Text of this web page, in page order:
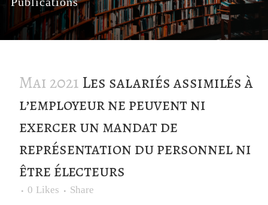
Mai 2021 Les salariés assimilés à
l’employeur ne peuvent ni
exercer un mandat de
représentation du personnel ni
être électeurs
0 Likes Share